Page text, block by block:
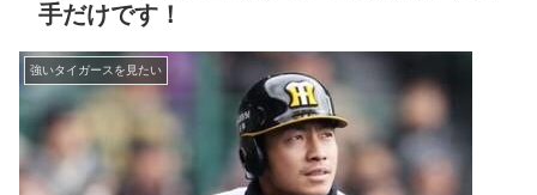
手だけです！
強いタイガースを見たい